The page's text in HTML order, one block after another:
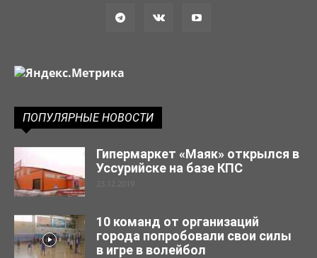
ПОПУЛЯРНЫЕ НОВОСТИ
Гипермаркет «Маяк» открылся в
Уссурийске на базе КПС
23.12.2019
10 команд от организаций
города попробовали свои силы
в игре в волейбол